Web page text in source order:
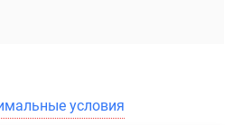
условия